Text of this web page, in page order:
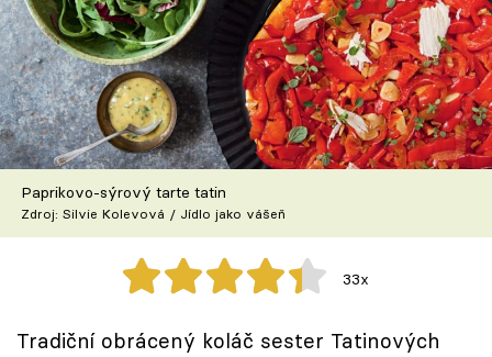
Recepty
Články
TV Program
Škola vaření
Recepty z TV
Speciál: Cuketa
Těhotnej kuchař
Paprikovo-sýrový tarte tatin
Zdroj: Silvie Kolevová / Jídlo jako vášeň
33x
Tradiční obrácený koláč sester Tatinových